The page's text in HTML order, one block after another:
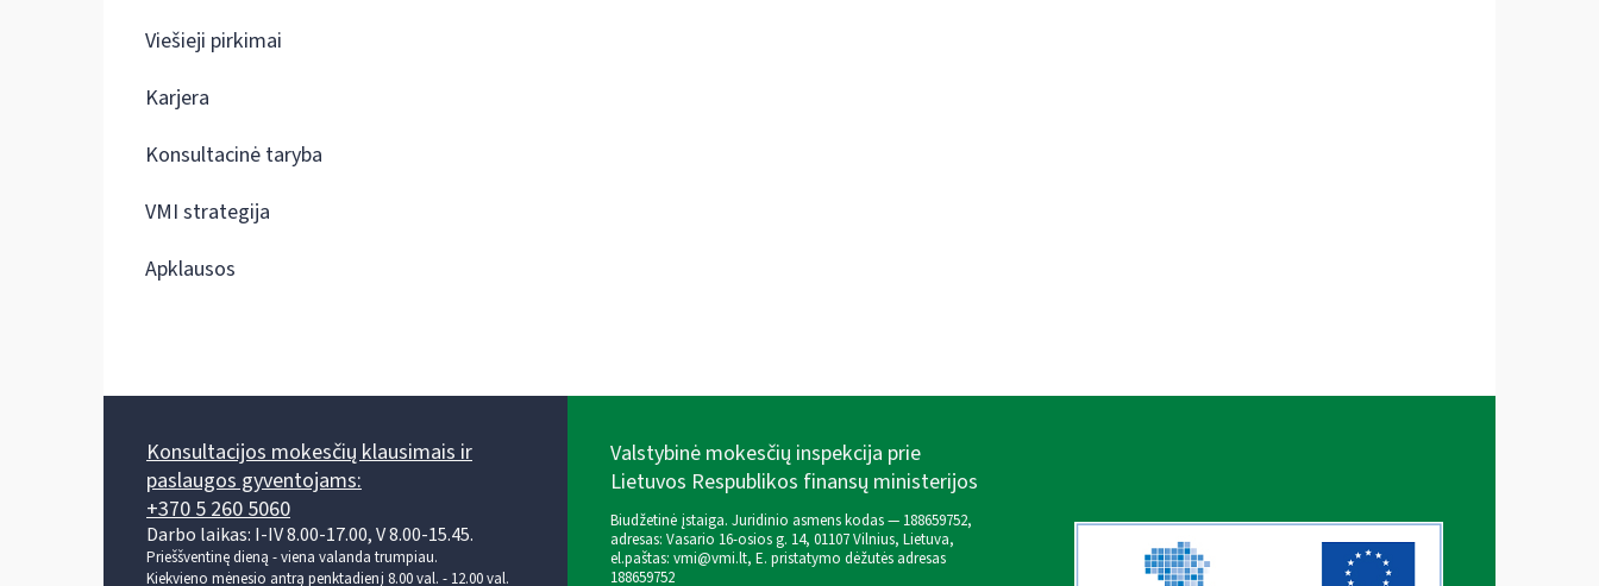
Viešieji pirkimai
Karjera
Konsultacinė taryba
VMI strategija
Apklausos
Konsultacijos mokesčių klausimais ir
paslaugos gyventojams:
+370 5 260 5060
Darbo laikas: I-IV 8.00-17.00, V 8.00-15.45.
Prieššventinę dieną - viena valanda trumpiau.
Kiekvieno mėnesio antrą penktadienį 8.00 val. - 12.00 val.
Valstybinė mokesčių inspekcija prie
Lietuvos Respublikos finansų ministerijos
Biudžetinė įstaiga. Juridinio asmens kodas — 188659752,
adresas: Vasario 16-osios g. 14, 01107 Vilnius, Lietuva,
el.paštas: vmi@vmi.lt, E. pristatymo dėžutės adresas
188659752